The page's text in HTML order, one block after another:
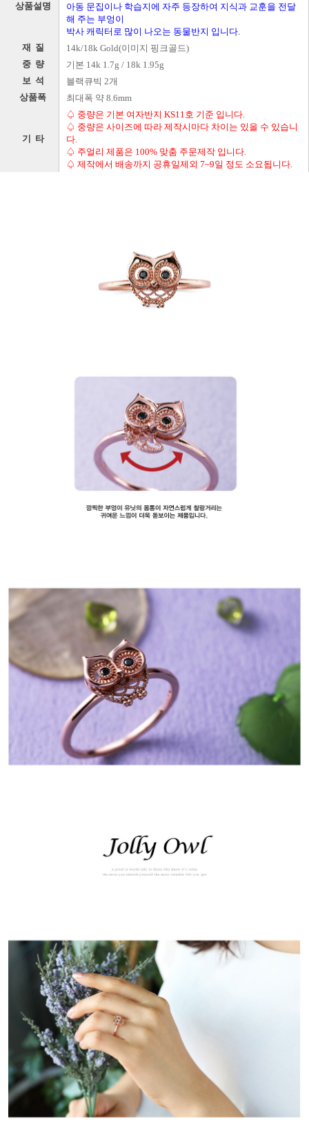
상품설명
아동 문집이나 학습지에 자주 등장하여 지식과 교훈을 전달
해 주는 부엉이
박사 캐릭터로 많이 나오는 동물반지 입니다.
재 질
14k/18k Gold(이미지 핑크골드)
중 량
기본 14k 1.7g / 18k 1.95g
보 석
블랙큐빅 2개
상품폭
최대폭 약 8.6mm
기 타
♤ 중량은 기본 여자반지 KS11호 기준 입니다.
♤ 중량은 사이즈에 따라 제작시마다 차이는 있을 수 있습니
다.
♤ 주얼리 제품은 100% 맞춤 주문제작 입니다.
♤ 제작에서 배송까지 공휴일제외 7~9일 정도 소요됩니다.